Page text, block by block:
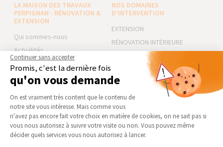
LA MAISON DES TRAVAUX
PERPIGNAN - RÉNOVATION &
EXTENSION
Qui sommes-nous
Actualités
Notre charte qualité
Partenaires
Devenir franchisé
Foire aux Questions
Conditions générales
d’intervention
NOS DOMAINES
D’INTERVENTION
EXTENSION
RÉNOVATION INTÉRIEURE
TRAVAUX EXTÉRIEURS
NOS PARTENAIRES
La Maison des Architectes
Expert Bricolage
Intégrer notre réseau
Des travaux pour les pros ?
Continuer sans accepter
Promis, c'est la dernière fois
qu'on vous demande
Plateforme de Gestion du
On est vraiment très content que le contenu de
notre site vous intéresse. Mais comme vous
n'avez pas encore fait votre choix en matière de cookies, on ne sait pas si
vous nous autorisez à suivre votre visite ou non. Vous pouvez même
décider quels services vous nous autorisez à lancer.
Axeptio consent